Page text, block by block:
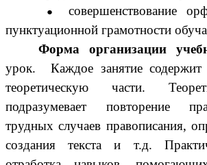
совершенствование
пунктуационной грамотности
Форма организации
урок. Каждое занятие содержит
теоретическую части.
подразумевает повторение
трудных случаев правописания,
создания текста и т.д.